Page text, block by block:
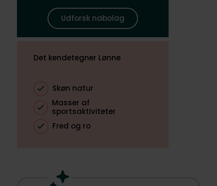
Udforsk nabolag
Det kendetegner Lønne
Skøn natur
Masser af
sportsaktiviteter
Fred og ro